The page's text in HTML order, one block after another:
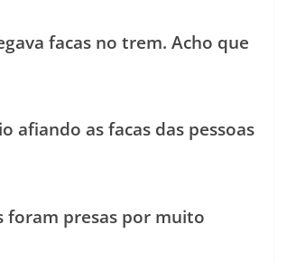
facas no trem. Acho que
afiando as facas das pessoas
foram presas por muito